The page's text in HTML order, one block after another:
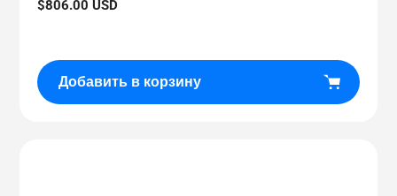
Обычная
$806.00 USD
Добавить в корзину